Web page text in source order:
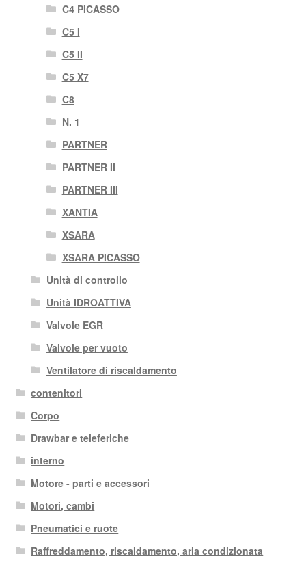
C4 PICASSO
C5 I
C5 II
C5 X7
C8
N. 1
PARTNER
PARTNER II
PARTNER III
XANTIA
XSARA
XSARA PICASSO
Unità di controllo
Unità IDROATTIVA
Valvole EGR
Valvole per vuoto
Ventilatore di riscaldamento
contenitori
Corpo
Drawbar e teleferiche
interno
Motore - parti e accessori
Motori, cambi
Pneumatici e ruote
Raffreddamento, riscaldamento, aria condizionata